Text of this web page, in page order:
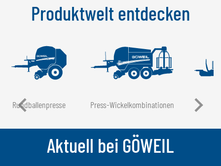
NEDERLANDS
FRANÇAIS
SCHWEIZ
GÖWEIL Schweiz
DEUTSCH
FRANÇAIS
Produktwelt entdecken
Rundballen­presse Press-Wickel­kombinationen
Aktuell bei GÖWEIL